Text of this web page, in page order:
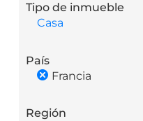
Tipo de inmueble
Casa
País
Francia
Región